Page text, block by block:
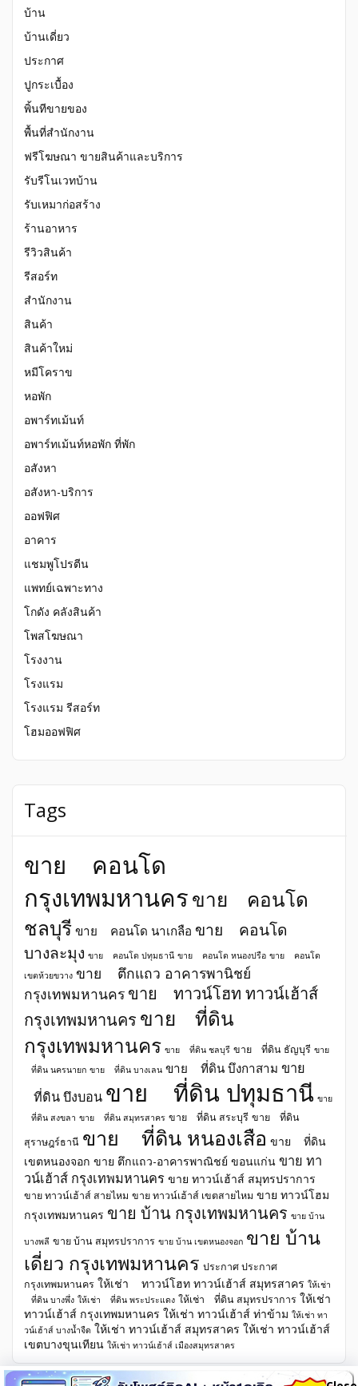
บ้าน
บ้านเดี่ยว
ประกาศ
ปูกระเบื้อง
พิ้นทีขายของ
พื้นที่สำนักงาน
ฟรีโฆษณา ขายสินค้าและบริการ
รับรีโนเวทบ้าน
รับเหมาก่อสร้าง
ร้านอาหาร
รีวิวสินค้า
รีสอร์ท
สำนักงาน
สินค้า
สินค้าใหม่
หมีโคราข
หอพัก
อพาร์ทเม้นท์
อพาร์ทเม้นท์หอพัก ที่พัก
อสังหา
อสังหา-บริการ
ออฟฟิศ
อาคาร
แชมพูโปรตีน
แพทย์เฉพาะทาง
โกดัง คลังสินค้า
โพสโฆษณา
โรงงาน
โรงแรม
โรงแรม รีสอร์ท
โฮมออฟฟิศ
Tags
ขาย คอนโด
กรุงเทพมหานครขาย คอนโด
ชลบุรี ขาย คอนโด นาเกลือ ขาย คอนโด
บางละมุง ขาย คอนโด ปทุมธานี ขาย คอนโด หนองปรือ ขาย คอนโด
เขตห้วยขวาง ขาย ตึกแถว อาคารพานิชย์
กรุงเทพมหานคร ขาย ทาวน์โฮท ทาวน์เฮ้าส์
กรุงเทพมหานคร ขาย ที่ดิน
กรุงเทพมหานคร ขาย ที่ดิน ชลบุรี ขาย ที่ดิน ธัญบุรี ขาย
ที่ดิน นครนายก ขาย ที่ดิน บางเลน ขาย ที่ดิน บึงกาสาม ขาย
ที่ดิน บึงบอน ขาย ที่ดิน ปทุมธานี ขาย
ที่ดิน สงขลา ขาย ที่ดิน สมุทรสาคร ขาย ที่ดิน สระบุรี ขาย ที่ดิน
สุราษฎร์ธานี ขาย ที่ดิน หนองเสือ ขาย ที่ดิน
เขตหนองจอก ขาย ตึกแถว-อาคารพาณิชย์ ขอนแก่น ขาย ทา
วน์เฮ้าส์ กรุงเทพมหานคร ขาย ทาวน์เฮ้าส์ สมุทรปราการ
ขาย ทาวน์เฮ้าส์ สายไหม ขาย ทาวน์เฮ้าส์ เขตสายไหม ขาย ทาวน์โฮม
กรุงเทพมหานคร ขาย บ้าน กรุงเทพมหานคร ขาย บ้าน
บางพลี ขาย บ้าน สมุทรปราการ ขาย บ้าน เขตหนองจอก ขาย บ้าน
เดี่ยว กรุงเทพมหานคร ประกาศ ประกาศ
กรุงเทพมหานคร ให้เช่า ทาวน์โฮท ทาวน์เฮ้าส์ สมุทรสาคร ให้เช่า
ที่ดิน บางพึ่ง ให้เช่า ที่ดิน พระประแดง ให้เช่า ที่ดิน สมุทรปราการ ให้เช่า
ทาวน์เฮ้าส์ กรุงเทพมหานคร ให้เช่า ทาวน์เฮ้าส์ ท่าข้าม ให้เช่า ทา
วน์เฮ้าส์ บางน้ำจืด ให้เช่า ทาวน์เฮ้าส์ สมุทรสาคร ให้เช่า ทาวน์เฮ้าส์
เขตบางขุนเทียน ให้เช่า ทาวน์เฮ้าส์ เมืองสมุทรสาคร